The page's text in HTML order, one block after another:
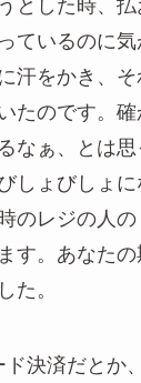
とした時、
ているのに
汗をかき、
たのです。
なぁ、とは
しょびしょに
のレジの人
す。あなた
た。
決済だとか